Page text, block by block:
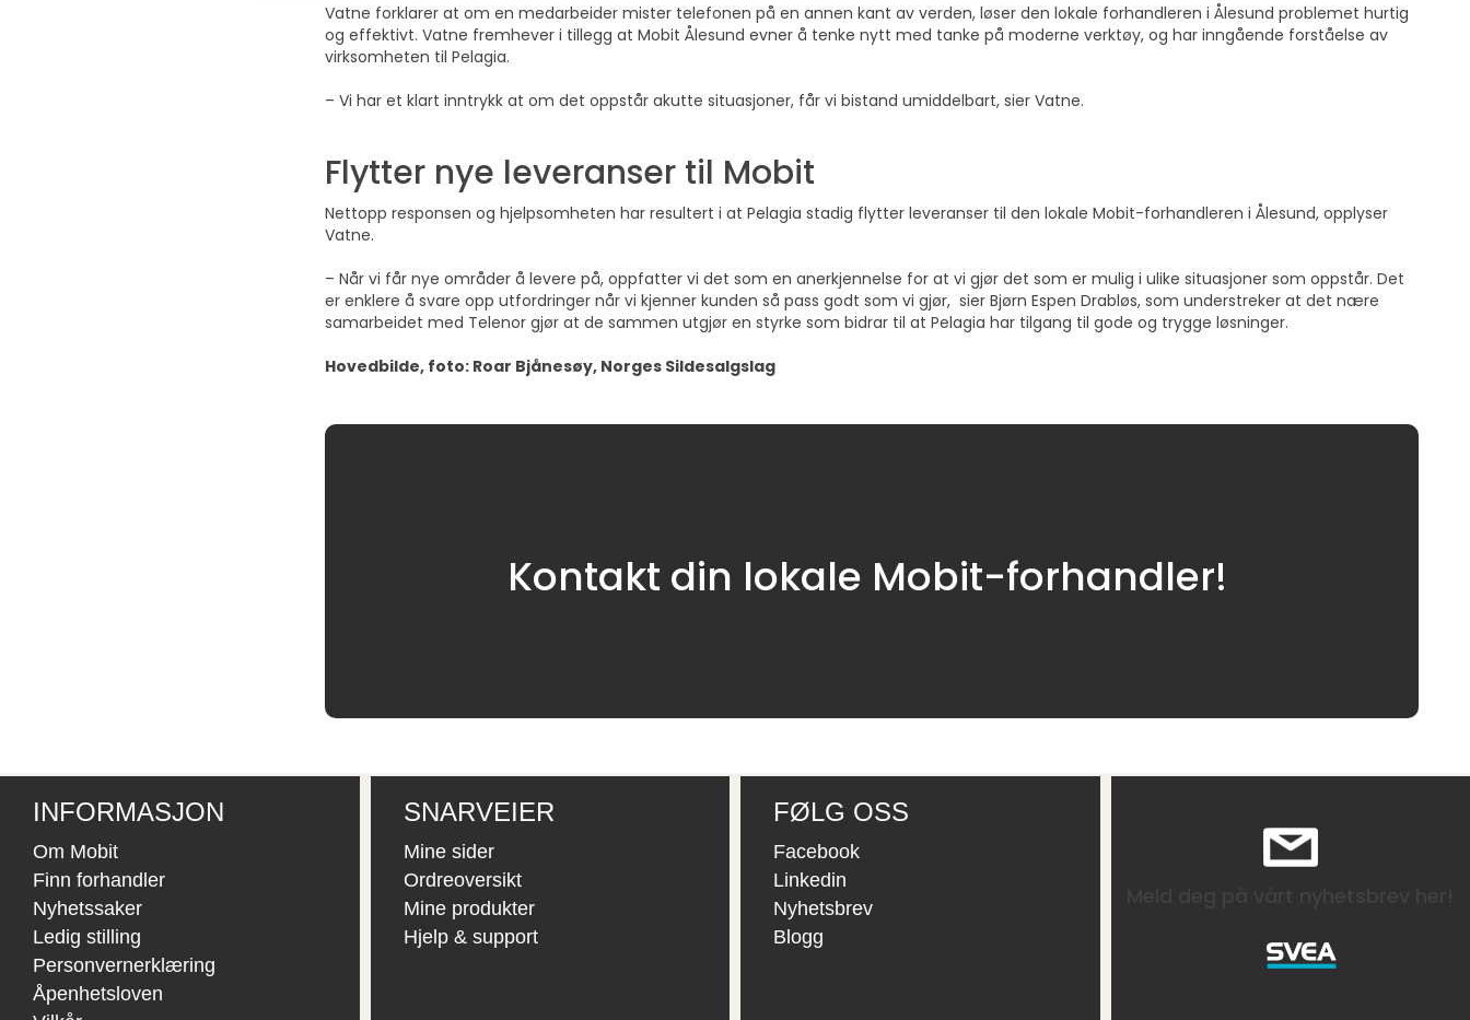
Vatne forklarer at om en medarbeider mister telefonen på en annen kant av verden, løser den lokale forhandleren i Ålesund problemet hurtig
og effektivt. Vatne fremhever i tillegg at Mobit Ålesund evner å tenke nytt med tanke på moderne verktøy, og har inngående forståelse av
virksomheten til Pelagia.
– Vi har et klart inntrykk at om det oppstår akutte situasjoner, får vi bistand umiddelbart, sier Vatne.
Flytter nye leveranser til Mobit
Nettopp responsen og hjelpsomheten har resultert i at Pelagia stadig flytter leveranser til den lokale Mobit-forhandleren i Ålesund, opplyser
Vatne.
– Når vi får nye områder å levere på, oppfatter vi det som en anerkjennelse for at vi gjør det som er mulig i ulike situasjoner som oppstår. Det
er enklere å svare opp utfordringer når vi kjenner kunden så pass godt som vi gjør, sier Bjørn Espen Drabløs, som understreker at det nære
samarbeidet med Telenor gjør at de sammen utgjør en styrke som bidrar til at Pelagia har tilgang til gode og trygge løsninger.
Hovedbilde, foto: Roar Bjånesøy, Norges Sildesalgslag
Kontakt din lokale Mobit-forhandler!
INFORMASJON
Om Mobit
Finn forhandler
Nyhetssaker
Ledig stilling
Personvernerklæring
Åpenhetsloven
SNARVEIER
Mine sider
Ordreoversikt
Mine produkter
Hjelp & support
FØLG OSS
Facebook
Linkedin
Nyhetsbrev
Blogg